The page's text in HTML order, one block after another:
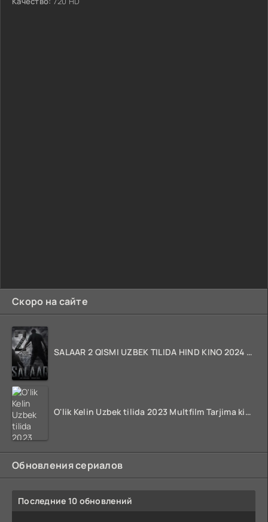
Скоро на сайте
SALAAR 2 QISMI UZBEK TILIDA HIND KINO 2024 TARJIMA 720p HD Skachat
O'lik Kelin Uzbek tilida 2023 Multfilm Tarjima kino skachat
Обновления сериалов
Последние 10 обновлений